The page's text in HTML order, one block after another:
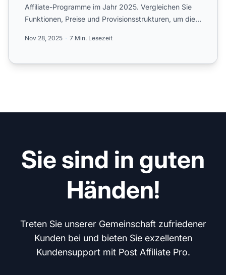
Affiliate-Programme im Jahr 2025. Vergleichen Sie
Funktionen, Preise und Provisionsstrukturen, um die
Nov 28, 2025 7 Min. Lesezeit
Sie sind in guten
Händen!
Treten Sie unserer Gemeinschaft zufriedener
Kunden bei und bieten Sie exzellenten
Kundensupport mit Post Affiliate Pro.